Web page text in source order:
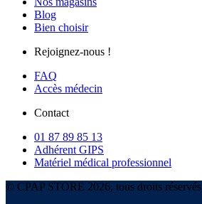
Blog
Bien choisir
Rejoignez-nous !
FAQ
Accès médecin
Contact
01 87 89 85 13
Adhérent GIPS
Matériel médical professionnel
© CPAP STORE 2026, tous droits réservés